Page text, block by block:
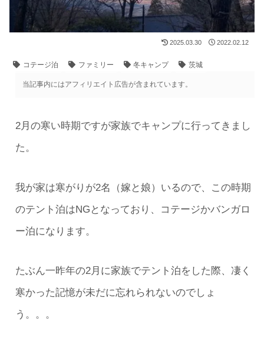
2022.02.12
2025.03.30
コテージ泊 ファミリー 冬キャンプ 茨城
当記事内にはアフィリエイト広告が含まれています。
2月の寒い時期ですが家族でキャンプに行ってきまし
た。
我が家は寒がりが2名（嫁と娘）いるので、この時期
のテント泊はNGとなっており、コテージかバンガロ
ー泊になります。
たぶん一昨年の2月に家族でテント泊をした際、凄く
寒かった記憶が未だに忘れられないのでしょ
う。。。